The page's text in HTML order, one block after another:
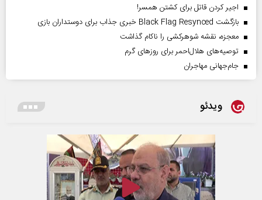
اجیر کردن قاتل برای کشتن همسر!
بازگشت Black Flag Resynced خبری جذاب برای دوستداران بازی
معجزه، نقشه شوهرکشی را ناکام گذاشت
توصیه‌های هلال‌احمر برای روز‌های گرم
جام‌جهانی مهاجران
ویدئو